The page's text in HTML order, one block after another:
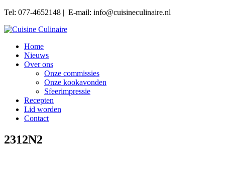
Tel: 077-4652148 | E-mail: info@cuisineculinaire.nl
Home
Nieuws
Over ons
Onze commissies
Onze kookavonden
Sfeerimpressie
Recepten
Lid worden
Contact
2312N2